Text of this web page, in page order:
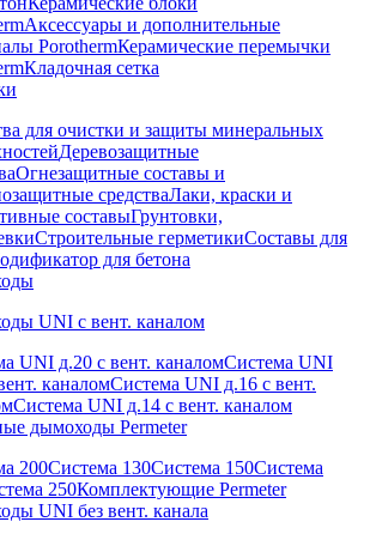
Аксессуары и дополнительные
PorothermКерамические перемычки
Кладочная сетка
для очистки и защиты минеральных
Деревозащитные
Огнезащитные составы и
средстваЛаки, краски и
составыГрунтовки,
Строительные герметикиСоставы для
для бетона
UNI с вент. каналом
UNI д.20 с вент. каналомСистема UNI
каналомСистема UNI д.16 с вент.
Система UNI д.14 с вент. каналом
дымоходы Permeter
200Система 130Система 150Система
250Комплектующие Permeter
UNI без вент. канала